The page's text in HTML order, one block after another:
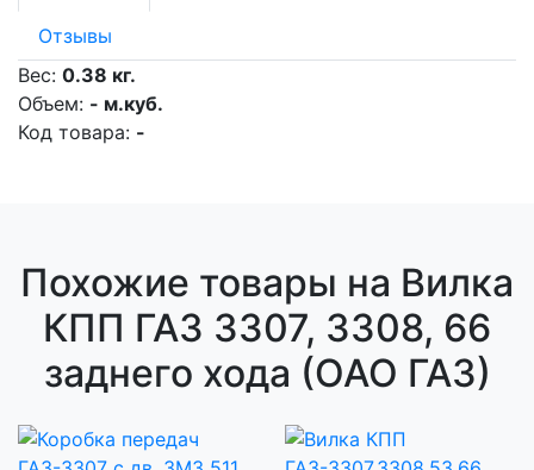
Отзывы
Вес: 0.38 кг.
Объем: - м.куб.
Код товара: -
Похожие товары на Вилка
КПП ГАЗ 3307, 3308, 66
заднего хода (ОАО ГАЗ)